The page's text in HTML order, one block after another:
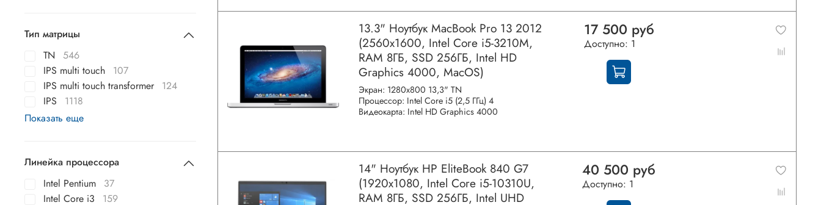
13.3" Ноутбук MacBook Pro 13 2012
(2560x1600, Intel Core i5-3210M,
RAM 8ГБ, SSD 256ГБ, Intel HD
Graphics 4000, MacOS)
Экран: 1280x800 13,3" TN
Процессор: Intel Core i5 (2,5 ГГц) 4
Видеокарта: Intel HD Graphics 4000
17 500 руб
Доступно: 1
14" Ноутбук HP EliteBook 840 G7
(1920x1080, Intel Core i5-10310U,
RAM 8ГБ, SSD 256ГБ, Intel UHD
40 500 руб
Доступно: 1
Тип матрицы
TN
546
IPS multi touch
107
IPS multi touch transformer 124
IPS
1118
Показать еще
Линейка процессора
Intel Pentium
37
Intel Core i3
159